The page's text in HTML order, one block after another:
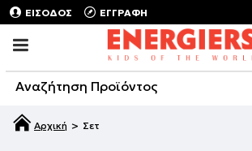
ΕΙΣΟΔΟΣ ΕΓΓΡΑΦΗ
Σετ